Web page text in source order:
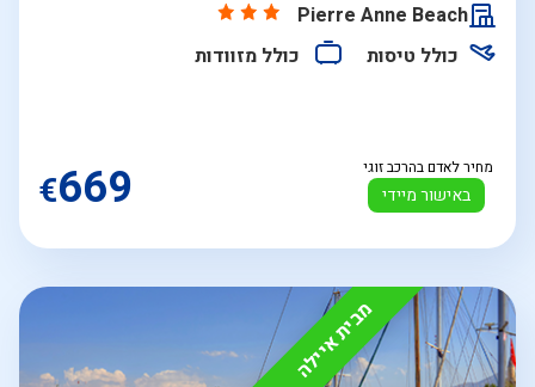
Pierre Anne Beach
כולל טיסות
כולל מזוודות
באישור מיידי
מחיר לאדם בהרכב זוגי €669
מבית איילה